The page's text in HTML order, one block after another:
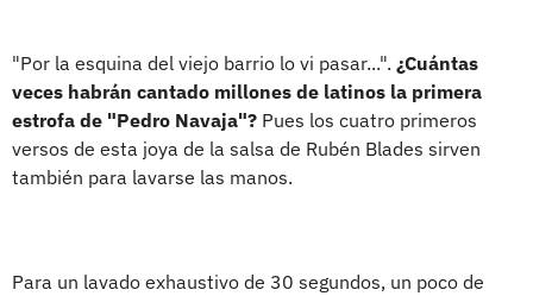
"Por la esquina del viejo barrio lo vi pasar...". ¿Cuántas
veces habrán cantado millones de latinos la primera
estrofa de "Pedro Navaja"? Pues los cuatro primeros
versos de esta joya de la salsa de Rubén Blades sirven
también para lavarse las manos.
Para un lavado exhaustivo de 30 segundos, un poco de